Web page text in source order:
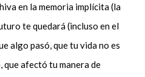
en la memoria implícita (la
te quedará (incluso en el
algo pasó, que tu vida no es
que afectó tu manera de